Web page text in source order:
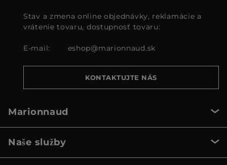
Stav a zmena online objednávky, reklamácie a
vrátenie tovaru, dostupnosť tovaru:
E-mail: eshop@marionnaud.sk
KONTAKTUJTE NÁS
Marionnaud
Naše služby